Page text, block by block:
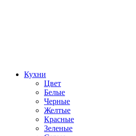
Кухни
Цвет
Белые
Черные
Желтые
Красные
Зеленые